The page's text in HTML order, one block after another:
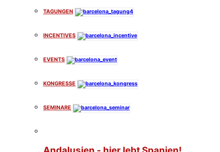
TAGUNGEN
INCENTIVES
EVENTS
KONGRESSE
SEMINARE